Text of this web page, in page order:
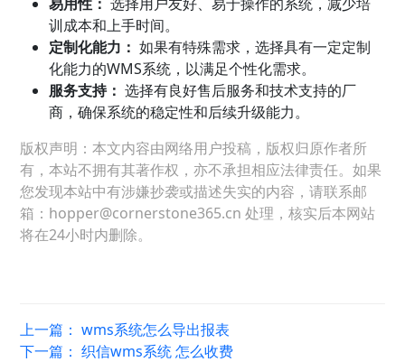
训成本和上手时间。
定制化能力： 如果有特殊需求，选择具有一定定制
化能力的WMS系统，以满足个性化需求。
服务支持： 选择有良好售后服务和技术支持的厂
商，确保系统的稳定性和后续升级能力。
版权声明：本文内容由网络用户投稿，版权归原作者所
有，本站不拥有其著作权，亦不承担相应法律责任。如果
您发现本站中有涉嫌抄袭或描述失实的内容，请联系邮
箱：hopper@cornerstone365.cn 处理，核实后本网站
将在24小时内删除。
上一篇：wms系统怎么导出报表
下一篇：织信wms系统 怎么收费